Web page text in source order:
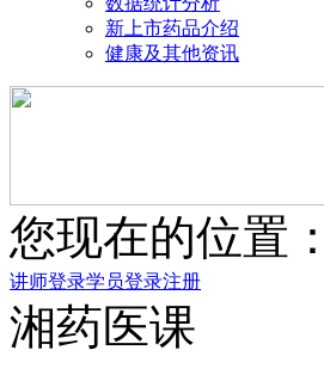
新上市药品介绍
健康及其他资讯
您现在的位置：
讲师登录学员登录注册
湘药医课